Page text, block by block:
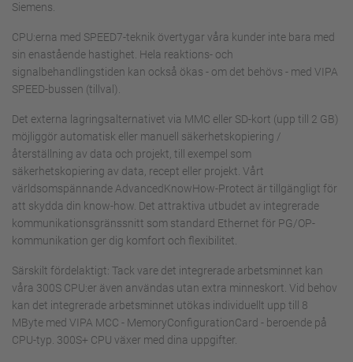
Siemens.
CPU:erna med SPEED7-teknik övertygar våra kunder inte bara med
sin enastående hastighet. Hela reaktions- och
signalbehandlingstiden kan också ökas - om det behövs - med VIPA
SPEED-bussen (tillval).
Det externa lagringsalternativet via MMC eller SD-kort (upp till 2 GB)
möjliggör automatisk eller manuell säkerhetskopiering /
återställning av data och projekt, till exempel som
säkerhetskopiering av data, recept eller projekt. Vårt
världsomspännande AdvancedKnowHow-Protect är tillgängligt för
att skydda din know-how. Det attraktiva utbudet av integrerade
kommunikationsgränssnitt som standard Ethernet för PG/OP-
kommunikation ger dig komfort och flexibilitet.
Särskilt fördelaktigt: Tack vare det integrerade arbetsminnet kan
våra 300S CPU:er även användas utan extra minneskort. Vid behov
kan det integrerade arbetsminnet utökas individuellt upp till 8
MByte med VIPA MCC - MemoryConfigurationCard - beroende på
CPU-typ. 300S+ CPU växer med dina uppgifter.